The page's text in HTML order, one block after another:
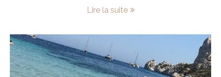
Lire la suite